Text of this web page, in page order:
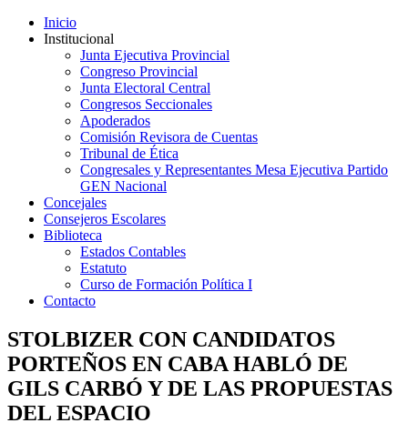
Inicio
Institucional
Junta Ejecutiva Provincial
Congreso Provincial
Junta Electoral Central
Congresos Seccionales
Apoderados
Comisión Revisora de Cuentas
Tribunal de Ética
Congresales y Representantes Mesa Ejecutiva Partido
GEN Nacional
Concejales
Consejeros Escolares
Biblioteca
Estados Contables
Estatuto
Curso de Formación Política I
Contacto
STOLBIZER CON CANDIDATOS
PORTEÑOS EN CABA HABLÓ DE
GILS CARBÓ Y DE LAS PROPUESTAS
DEL ESPACIO